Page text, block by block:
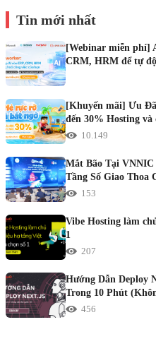
Tin mới nhất
[Webinar miễn phí]
CRM, HRM để tự
[Khuyến mãi] Ưu
đến 30% Hosting
10.149
Mắt Bão Tại VNNIC
Tầng Số Giao Thoa
153
Vibe Hosting làm
1
207
Hướng Dẫn Deploy
Trong 10 Phút
456